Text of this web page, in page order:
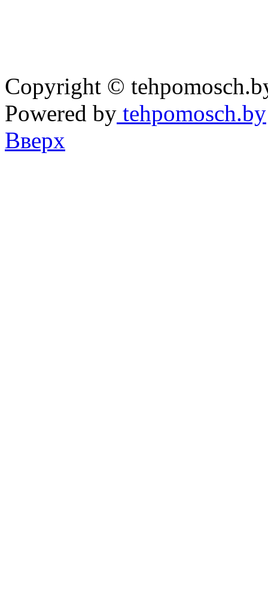
Copyright ©
Powered by tehpomosch.by
Вверх